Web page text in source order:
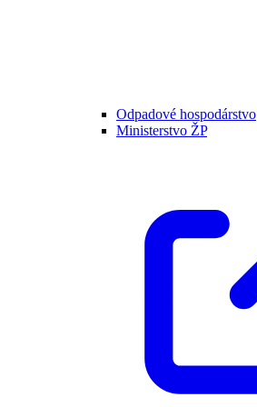
Odpadové hospodárstvo
Ministerstvo ŽP